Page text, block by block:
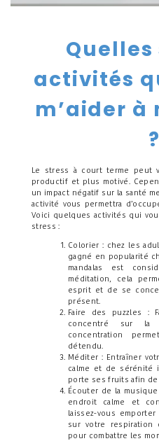
Quelles
activités
m’aider à
?
Le stress à court terme peut
productif et plus motivé.
un impact négatif sur la santé
activité vous permettra
Voici quelques activités qui
stress :
Colorier : chez les
gagné en popularité
mandalas est
méditation, cela
esprit et de se
présent.
Faire des puzzles :
concentré sur la
concentration
détendu.
Méditer : Entraîner
calme et de sérénité
porte ses fruits afin
Écouter de la
endroit calme et
laissez-vous
sur votre respiration
pour combattre les